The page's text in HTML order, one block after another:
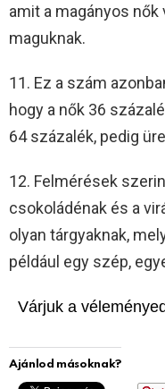
amit a magányos
maguknak.
11. Ez a szám
hogy a nők 36
64 százalék, pedig
12. Felmérések
csokoládénak és a
olyan tárgyaknak,
például egy szép,
Várjuk a
Ajánlod másoknak?